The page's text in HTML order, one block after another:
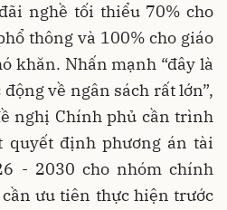
nghề tối thiểu 70% cho
thông và 100% cho giáo
khăn. Nhấn mạnh “đây là
về ngân sách rất lớn”,
nghị Chính phủ cần trình
quyết định phương án tài
- 2030 cho nhóm chính
ưu tiên thực hiện trước